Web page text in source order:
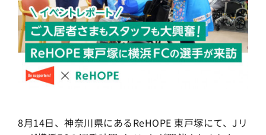
8月14日、神奈川県にあるReHOPE 東戸塚にて、Jリ